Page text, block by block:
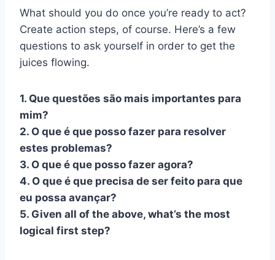
What should you do once you’re ready to act?
Create action steps, of course. Here’s a few
questions to ask yourself in order to get the
juices flowing.
1. Que questões são mais importantes para
mim?
2. O que é que posso fazer para resolver
estes problemas?
3. O que é que posso fazer agora?
4. O que é que precisa de ser feito para que
eu possa avançar?
5. Given all of the above, what’s the most
logical first step?